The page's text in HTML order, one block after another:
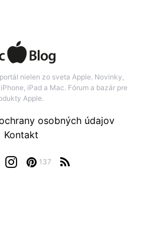
nielen zo sveta Apple. Novinky,
iPad a Mac. Fórum a bazár pre
Apple.
137
osobných údajov
Kontakt